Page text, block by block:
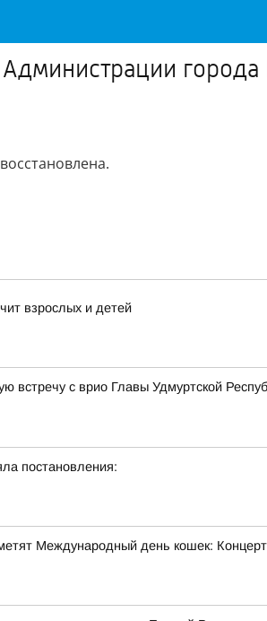
города
взрослых и детей
встречу с врио Главы Удмуртской
постановления:
Международный день кошек: